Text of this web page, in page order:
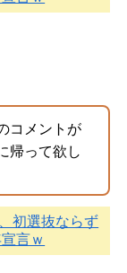
コメントが
帰って欲し
初選抜ならず
言ｗ